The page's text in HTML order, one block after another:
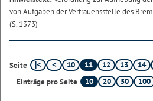
von Aufgaben der Vertrauensstelle des
(S. 1373)
Seite 10 11 12 13
14
Einträge pro Seite
10 20 50 100